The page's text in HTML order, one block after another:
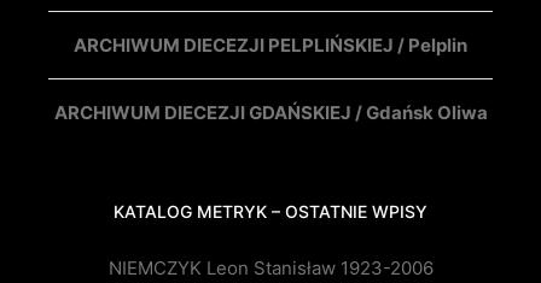
ARCHIWUM DIECEZJI PELPLIŃSKIEJ / Pelplin
ARCHIWUM DIECEZJI GDAŃSKIEJ / Gdańsk Oliwa
KATALOG METRYK – OSTATNIE WPISY
NIEMCZYK Leon Stanisław 1923-2006